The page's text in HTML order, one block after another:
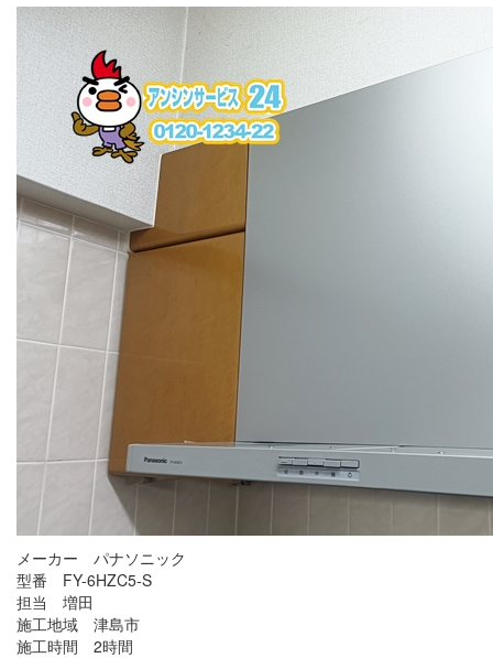
メーカー パナソニック
型番 FY-6HZC5-S
担当 増田
施工地域 津島市
施工時間 2時間